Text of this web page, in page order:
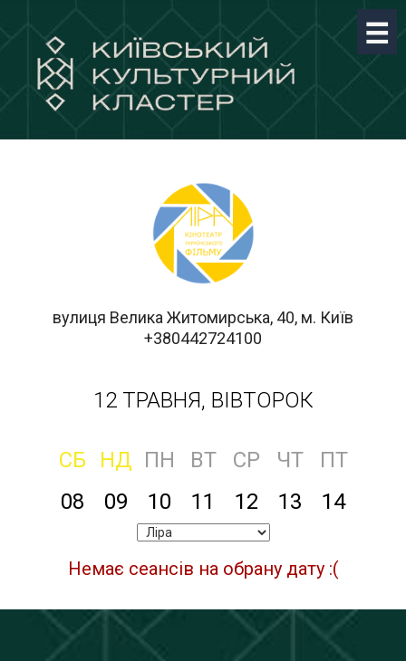
вулиця Велика Житомирська, 40, м. Київ
+380442724100
12 ТРАВНЯ, ВІВТОРОК
СБ НД ПН ВТ СР ЧТ
ПТ
08
09 10 11 12 13 14
Немає сеансів на обрану дату :(